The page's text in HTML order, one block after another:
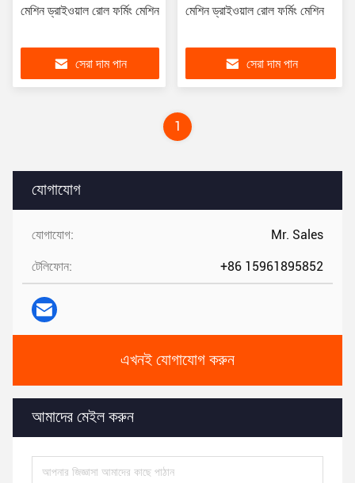
যোগাযোগ
যোগাযোগ: Mr. Sales
টেলিফোন: +86 15961895852
এখনই যোগাযোগ করুন
আমাদের মেইল করুন
মেশিন ড্রাইওয়াল রোল ফর্মিং মেশিন
সেরা দাম পান
মেশিন ড্রাইওয়াল রোল ফর্মিং মেশিন
সেরা দাম পান
1